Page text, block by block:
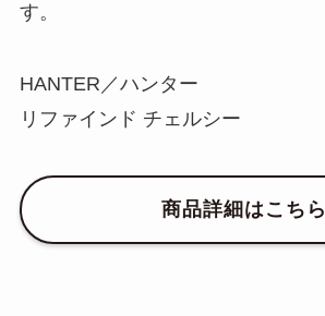
す。
HANTER／ハンター
リファインド チェルシー
商品詳細はこちら